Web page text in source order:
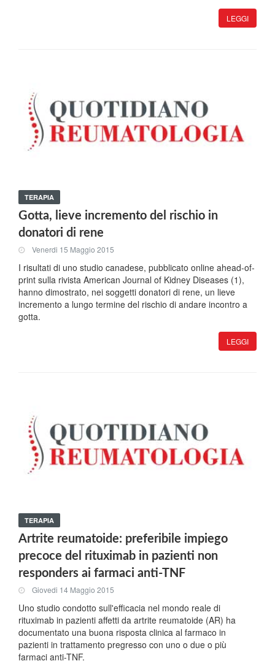
LEGGI
TERAPIA
Gotta, lieve incremento del rischio in
donatori di rene
Venerdi 15 Maggio 2015
I risultati di uno studio canadese, pubblicato online ahead-of-
print sulla rivista American Journal of Kidney Diseases (1),
hanno dimostrato, nei soggetti donatori di rene, un lieve
incremento a lungo termine del rischio di andare incontro a
gotta.
LEGGI
TERAPIA
Artrite reumatoide: preferibile impiego
precoce del rituximab in pazienti non
responders ai farmaci anti-TNF
Giovedi 14 Maggio 2015
Uno studio condotto sull'efficacia nel mondo reale di
rituximab in pazienti affetti da artrite reumatoide (AR) ha
documentato una buona risposta clinica al farmaco in
pazienti in trattamento pregresso con uno o due o più
farmaci anti-TNF.